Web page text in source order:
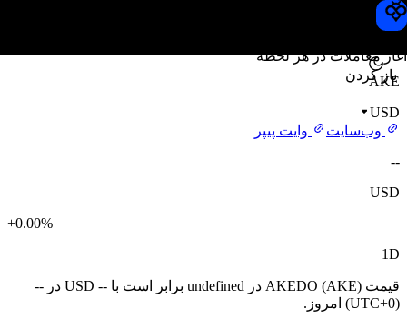
آغاز معاملات در هر لحظه
باز کردن
قیمت AKEDO
AKE
USD
وب‌سایت
وایت پیپر
--
USD
+0.00%
1D
قیمت AKEDO (AKE) در undefined برابر است با -- USD در --
(UTC+0) امروز.